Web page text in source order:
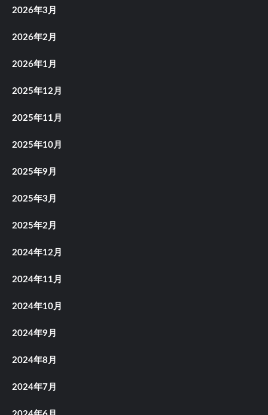
2026年3月
2026年2月
2026年1月
2025年12月
2025年11月
2025年10月
2025年9月
2025年3月
2025年2月
2024年12月
2024年11月
2024年10月
2024年9月
2024年8月
2024年7月